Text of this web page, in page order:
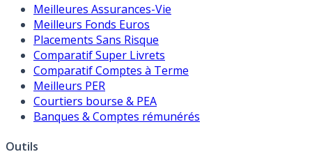
Meilleures Assurances-Vie
Meilleurs Fonds Euros
Placements Sans Risque
Comparatif Super Livrets
Comparatif Comptes à Terme
Meilleurs PER
Courtiers bourse & PEA
Banques & Comptes rémunérés
Outils